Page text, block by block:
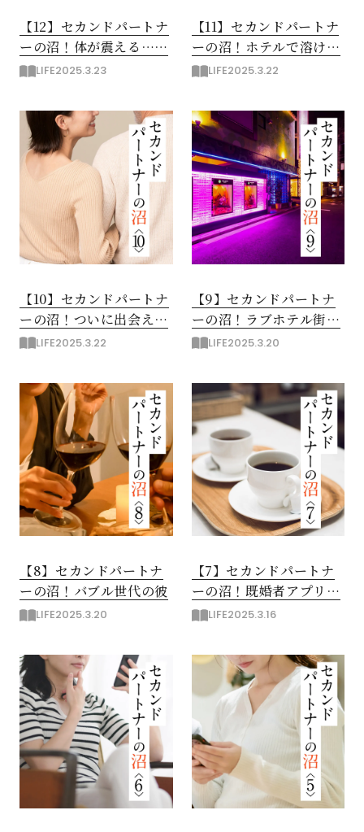
【12】セカンドパートナ
ーの沼！体が震える…未
体験の快感
LIFE2025.3.23
【11】セカンドパートナ
ーの沼！ホテルで溶けて
いく…2人の理性
LIFE2025.3.22
【10】セカンドパートナ
ーの沼！ついに出会えた
運命の男性!?
LIFE2025.3.22
【9】セカンドパートナ
ーの沼！ラブホテル街で
の揉め事と反応する体
LIFE2025.3.20
【8】セカンドパートナ
ーの沼！バブル世代の彼
LIFE2025.3.20
【7】セカンドパートナ
ーの沼！既婚者アプリの
男性とついに初逢瀬
LIFE2025.3.16